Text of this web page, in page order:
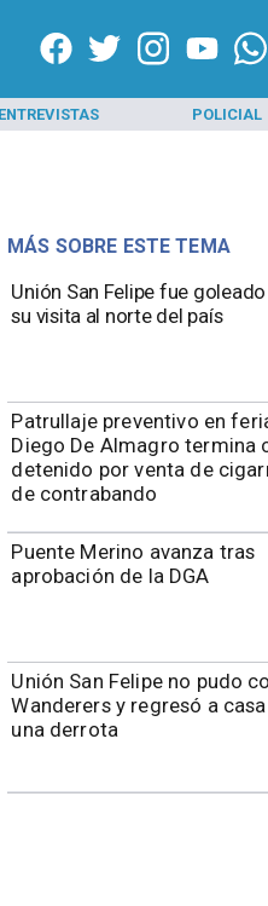
ENTREVISTAS POLICIAL
Unión San Felipe fue goleado
su visita al norte del país
​Patrullaje preventivo en
Diego De Almagro termina
detenido por venta de
de contrabando
Puente Merino avanza tras
aprobación de la DGA
Unión San Felipe no pudo
Wanderers y regresó a
una derrota
MÁS SOBRE ESTE TEMA